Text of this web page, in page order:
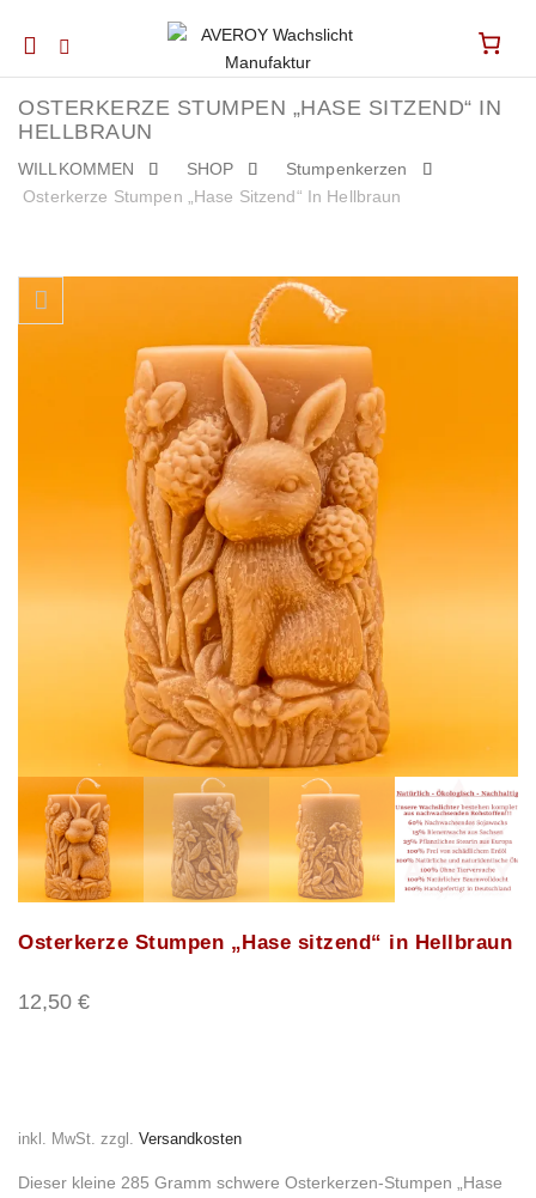
Mobile
OSTERKERZE STUMPEN „HASE SITZEND“ IN
HELLBRAUN
WILLKOMMEN SHOP
Stumpenkerzen
Osterkerze Stumpen „Hase Sitzend“ In Hellbraun
Skip to content
Osterkerze Stumpen „Hase sitzend“ in Hellbraun
12,50 €
inkl. MwSt. zzgl. Versandkosten
Dieser kleine 285 Gramm schwere Osterkerzen-Stumpen „Hase